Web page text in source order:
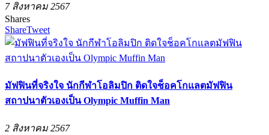
7 สิงหาคม 2567
Shares
ShareTweet
มัฟฟินที่จริงใจ นักกีฬาโอลิมปิก ติดใจช็อคโกแลตมัฟฟิน
สถาปนาตัวเองเป็น Olympic Muffin Man
2 สิงหาคม 2567